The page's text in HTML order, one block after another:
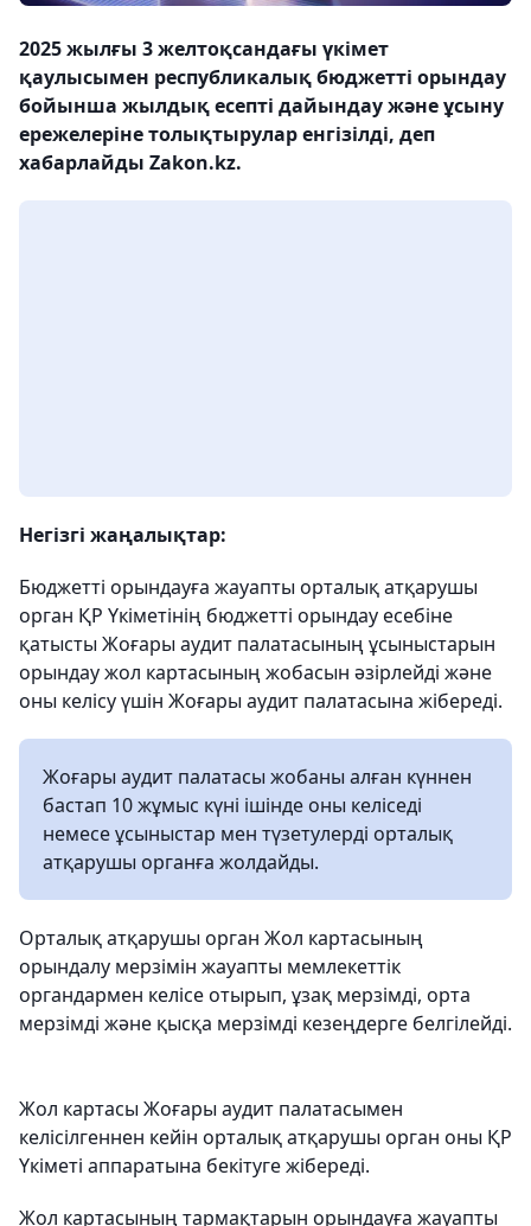
2025 жылғы 3 желтоқсандағы үкімет
қаулысымен республикалық бюджетті орындау
бойынша жылдық есепті дайындау және ұсыну
ережелеріне толықтырулар енгізілді, деп
хабарлайды Zakon.kz.
Негізгі жаңалықтар:
Бюджетті орындауға жауапты орталық атқарушы
орган ҚР Үкіметінің бюджетті орындау есебіне
қатысты Жоғары аудит палатасының ұсыныстарын
орындау жол картасының жобасын әзірлейді және
оны келісу үшін Жоғары аудит палатасына жібереді.
Жоғары аудит палатасы жобаны алған күннен
бастап 10 жұмыс күні ішінде оны келіседі
немесе ұсыныстар мен түзетулерді орталық
атқарушы органға жолдайды.
Орталық атқарушы орган Жол картасының
орындалу мерзімін жауапты мемлекеттік
органдармен келісе отырып, ұзақ мерзімді, орта
мерзімді және қысқа мерзімді кезеңдерге белгілейді.
Жол картасы Жоғары аудит палатасымен
келісілгеннен кейін орталық атқарушы орган оны ҚР
Үкіметі аппаратына бекітуге жібереді.
Жол картасының тармақтарын орындауға жауапты